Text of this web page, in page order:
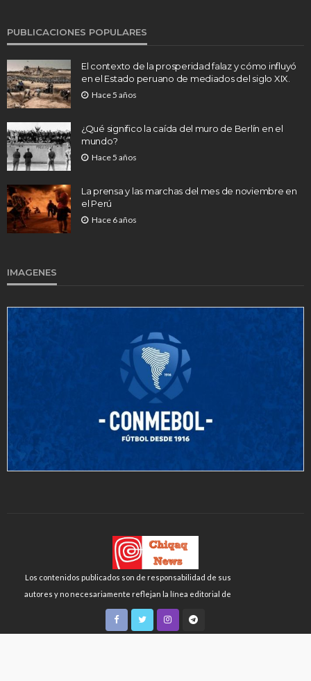
PUBLICACIONES POPULARES
El contexto de la prosperidad falaz y cómo influyó
en el Estado peruano de mediados del siglo XIX.
Hace 5 años
¿Qué significo la caída del muro de Berlín en el
mundo?
Hace 5 años
La prensa y las marchas del mes de noviembre en
el Perú
Hace 6 años
IMAGENES
Los contenidos publicados son de responsabilidad de sus
autores y no necesariamente reflejan la línea editorial de
Chiqaq News o de la FLCH-UNMSM.